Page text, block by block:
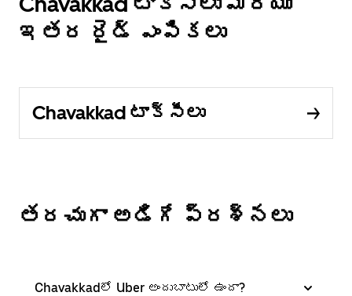
ఇతర రైడ్ ఎంపికలు
Chavakkad టాక్సీలు
తరచుగా అడిగే ప్రశ్నలు
Chavakkadలో Uber అందుబాటులో ఉందా?